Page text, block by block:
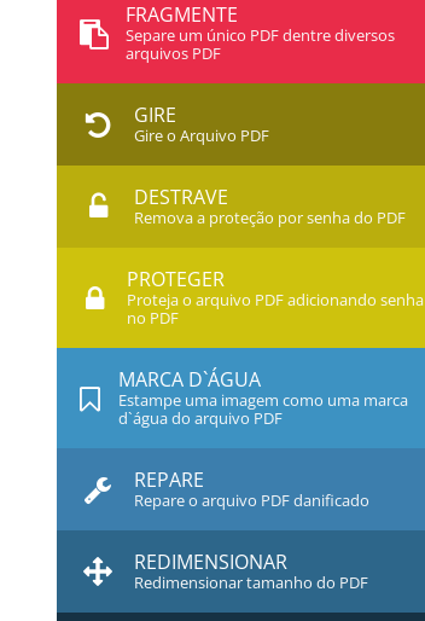
FRAGMENTE
Separe um único PDF dentre diversos
arquivos PDF
GIRE
Gire o Arquivo PDF
DESTRAVE
Remova a proteção por senha do PDF
PROTEGER
Proteja o arquivo PDF adicionando senha
no PDF
MARCA D`ÁGUA
Estampe uma imagem como uma marca
d`água do arquivo PDF
REPARE
Repare o arquivo PDF danificado
REDIMENSIONAR
Redimensionar tamanho do PDF